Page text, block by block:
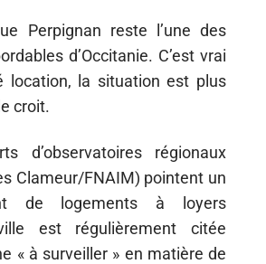
Perpignan reste l’une des
d’Occitanie. C’est vrai
location, la situation est plus
croit.
d’observatoires régionaux
Clameur/FNAIM) pointent un
de logements à loyers
est régulièrement citée
« à surveiller » en matière de